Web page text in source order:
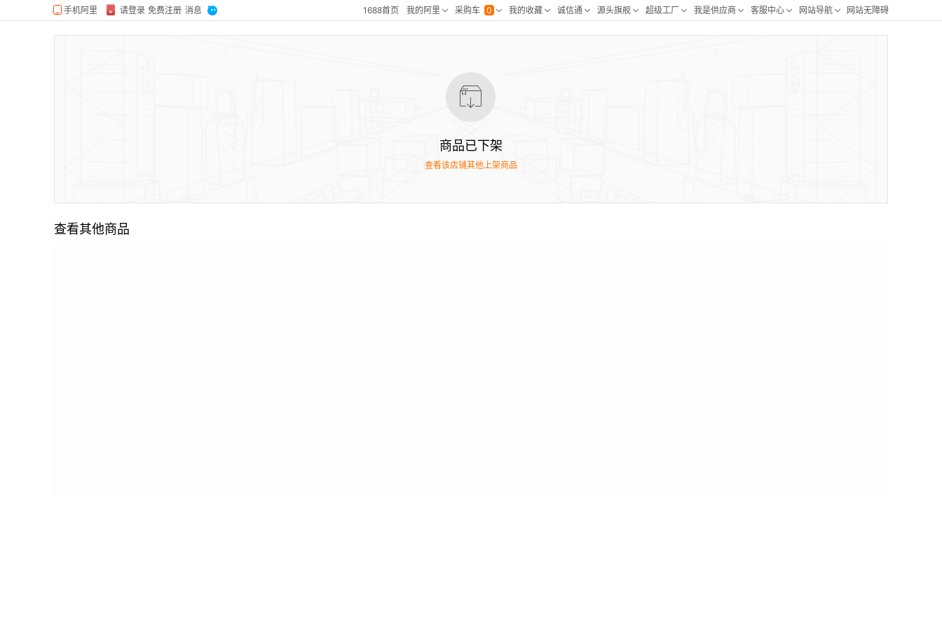
商品已下架
查看该店铺其他上架商品
查看其他商品